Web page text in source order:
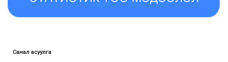
Санал асуулга